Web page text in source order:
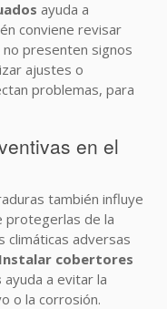
ayuda a
conviene revisar
presenten signos
ajustes o
problemas, para
en el
también influye
protegerlas de la
climáticas adversas
Instalar cobertores
ayuda a evitar la
o la corrosión.